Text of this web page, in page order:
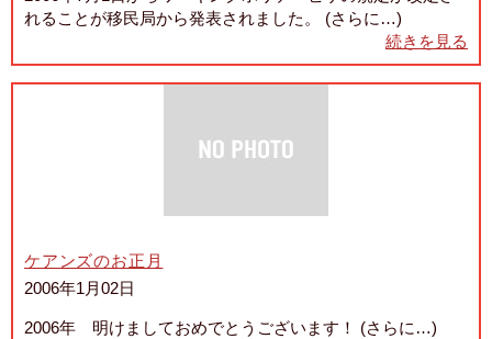
れることが移民局から発表されました。 (さらに…)
続きを見る
ケアンズのお正月
2006年1月02日
2006年 明けましておめでとうございます！ (さらに…)